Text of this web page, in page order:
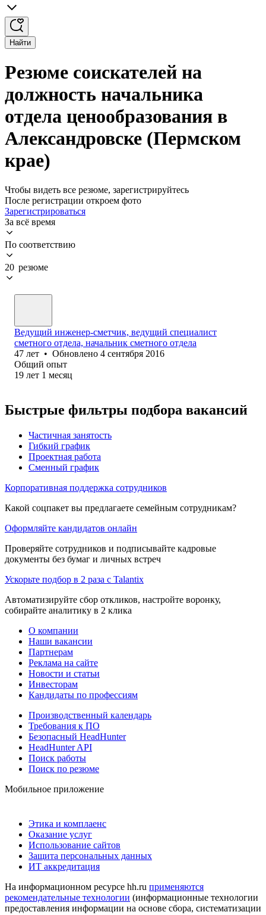
Найти
Резюме соискателей на
должность начальника
отдела ценообразования в
Александровске (Пермском
крае)
Чтобы видеть все резюме, зарегистрируйтесь
После регистрации откроем фото
Зарегистрироваться
За всё время
По соответствию
20 резюме
Ведущий инженер-сметчик, ведущий специалист
сметного отдела, начальник сметного отдела
47 лет • Обновлено 4 сентября 2016
Общий опыт
19 лет 1 месяц
Быстрые фильтры подбора вакансий
Частичная занятость
Гибкий график
Проектная работа
Сменный график
Корпоративная поддержка сотрудников
Какой соцпакет вы предлагаете семейным сотрудникам?
Оформляйте кандидатов онлайн
Проверяйте сотрудников и подписывайте кадровые
документы без бумаг и личных встреч
Ускорьте подбор в 2 раза с Talantix
Автоматизируйте сбор откликов, настройте воронку,
собирайте аналитику в 2 клика
О компании
Наши вакансии
Партнерам
Реклама на сайте
Новости и статьи
Инвесторам
Кандидаты по профессиям
Производственный календарь
Требования к ПО
Безопасный HeadHunter
HeadHunter API
Поиск работы
Поиск по резюме
Мобильное приложение
Этика и комплаенс
Оказание услуг
Использование сайтов
Защита персональных данных
ИТ аккредитация
На информационном ресурсе hh.ru применяются
рекомендательные технологии (информационные технологии
предоставления информации на основе сбора, систематизации